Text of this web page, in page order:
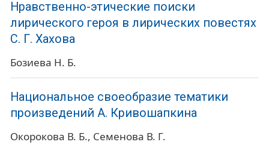
Нравственно-этические поиски
лирического героя в лирических повестях
С. Г. Хахова
Бозиева Н. Б.
Национальное своеобразие тематики
произведений А. Кривошапкина
Окорокова В. Б. Семенова В. Г.